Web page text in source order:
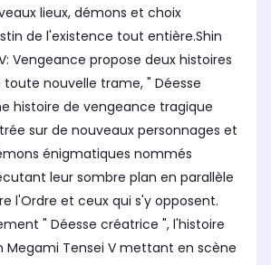
lieux, démons et choix
de l'existence tout entière.Shin
Vengeance propose deux histoires
nouvelle trame, " Déesse
histoire de vengeance tragique
sur de nouveaux personnages et
énigmatiques nommés
leur sombre plan en parallèle
l'Ordre et ceux qui s'y opposent.
" Déesse créatrice ", l'histoire
Megami Tensei V mettant en scène